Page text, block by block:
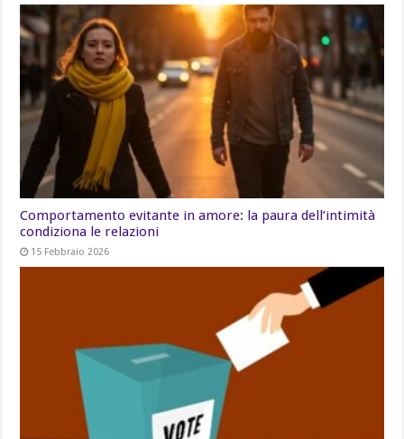
Comportamento evitante in amore: la paura dell’intimità
condiziona le relazioni
15 Febbraio 2026